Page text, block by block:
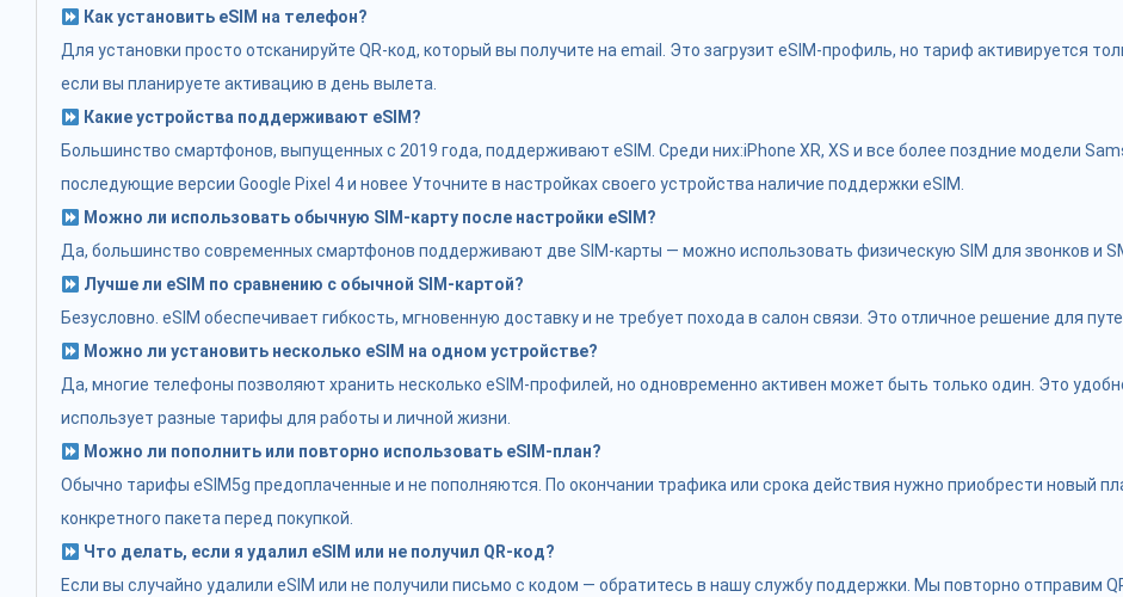
Как установить eSIM на телефон?
Для установки просто отсканируйте QR-код, который вы получите на email. Это загрузит eSIM-профиль, но тариф активируется
если вы планируете активацию в день вылета.
Какие устройства поддерживают eSIM?
Большинство смартфонов, выпущенных с 2019 года, поддерживают eSIM. Среди них:iPhone XR, XS и все более поздние модели
последующие версии Google Pixel 4 и новее Уточните в настройках своего устройства наличие поддержки eSIM.
Можно ли использовать обычную SIM-карту после настройки eSIM?
Да, большинство современных смартфонов поддерживают две SIM-карты — можно использовать физическую SIM для звонков и
Лучше ли eSIM по сравнению с обычной SIM-картой?
Безусловно. eSIM обеспечивает гибкость, мгновенную доставку и не требует похода в салон связи. Это отличное решение для
Можно ли установить несколько eSIM на одном устройстве?
Да, многие телефоны позволяют хранить несколько eSIM-профилей, но одновременно активен может быть только один. Это
использует разные тарифы для работы и личной жизни.
Можно ли пополнить или повторно использовать eSIM-план?
Обычно тарифы eSIM5g предоплаченные и не пополняются. По окончании трафика или срока действия нужно приобрести новый
конкретного пакета перед покупкой.
Что делать, если я удалил eSIM или не получил QR-код?
Если вы случайно удалили eSIM или не получили письмо с кодом — обратитесь в нашу службу поддержки. Мы повторно отправим